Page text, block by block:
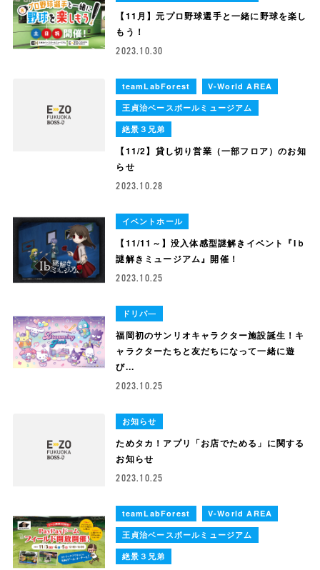
【11月】元プロ野球選手と一緒に野球を楽し
もう！
2023.10.30
teamLabForest
V-World AREA
王貞治ベースボールミュージアム
絶景３兄弟
【11/2】貸し切り営業（一部フロア）のお知
らせ
2023.10.28
イベントホール
【11/11～】没入体感型謎解きイベント『Iｂ
謎解きミュージアム』開催！
2023.10.25
ドリパ―
福岡初のサンリオキャラクター施設誕生！キ
ャラクターたちと友だちになって一緒に遊
び...
2023.10.25
お知らせ
ためタカ！アプリ「お店でためる」に関する
お知らせ
2023.10.25
teamLabForest
V-World AREA
王貞治ベースボールミュージアム
絶景３兄弟